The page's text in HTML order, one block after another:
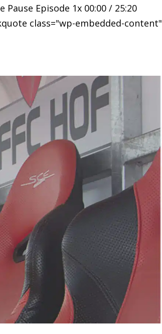
Episode 1x 00:00 / 25:20
class="wp-embedded-content"